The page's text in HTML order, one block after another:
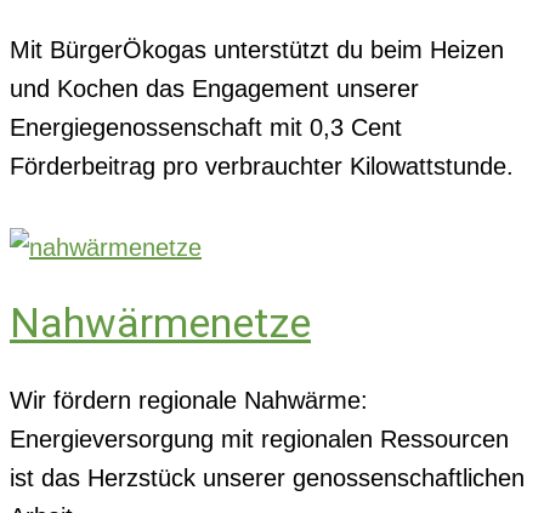
Mit BürgerÖkogas unterstützt du beim Heizen
und Kochen das Engagement unserer
Energiegenossenschaft mit 0,3 Cent
Förderbeitrag pro verbrauchter Kilowattstunde.
Nahwärmenetze
Wir fördern regionale Nahwärme:
Energieversorgung mit regionalen Ressourcen
ist das Herzstück unserer genossenschaftlichen